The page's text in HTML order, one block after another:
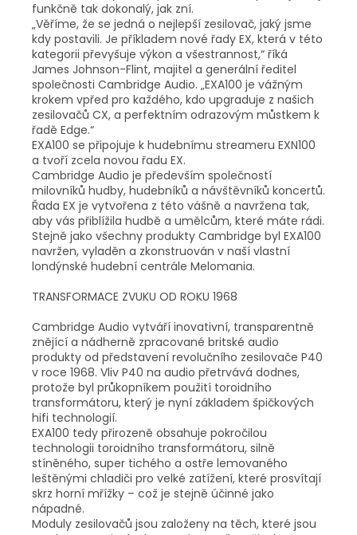
funkčně tak dokonalý, jak zní.
„Věříme, že se jedná o nejlepší zesilovač, jaký jsme
kdy postavili. Je příkladem nové řady EX, která v této
kategorii převyšuje výkon a všestrannost,“ říká
James Johnson-Flint, majitel a generální ředitel
společnosti Cambridge Audio. „EXA100 je vážným
krokem vpřed pro každého, kdo upgraduje z našich
zesilovačů CX, a perfektním odrazovým můstkem k
řadě Edge.“
EXA100 se připojuje k hudebnímu streameru EXN100
a tvoří zcela novou řadu EX.
Cambridge Audio je především společností
milovníků hudby, hudebníků a návštěvníků koncertů.
Řada EX je vytvořena z této vášně a navržena tak,
aby vás přiblížila hudbě a umělcům, které máte rádi.
Stejně jako všechny produkty Cambridge byl EXA100
navržen, vyladěn a zkonstruován v naší vlastní
londýnské hudební centrále Melomania.
TRANSFORMACE ZVUKU OD ROKU 1968
Cambridge Audio vytváří inovativní, transparentně
znějící a nádherně zpracované britské audio
produkty od představení revolučního zesilovače P40
v roce 1968. Vliv P40 na audio přetrvává dodnes,
protože byl průkopníkem použití toroidního
transformátoru, který je nyní základem špičkových
hifi technologií.
EXA100 tedy přirozeně obsahuje pokročilou
technologii toroidního transformátoru, silně
stíněného, super tichého a ostře lemovaného
leštěnými chladiči pro velké zatížení, které prosvítají
skrz horní mřížky – což je stejně účinné jako
nápadné.
Moduly zesilovačů jsou založeny na těch, které jsou